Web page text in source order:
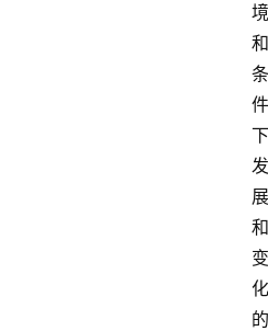
境
和
条
件
下
发
展
和
变
化
的